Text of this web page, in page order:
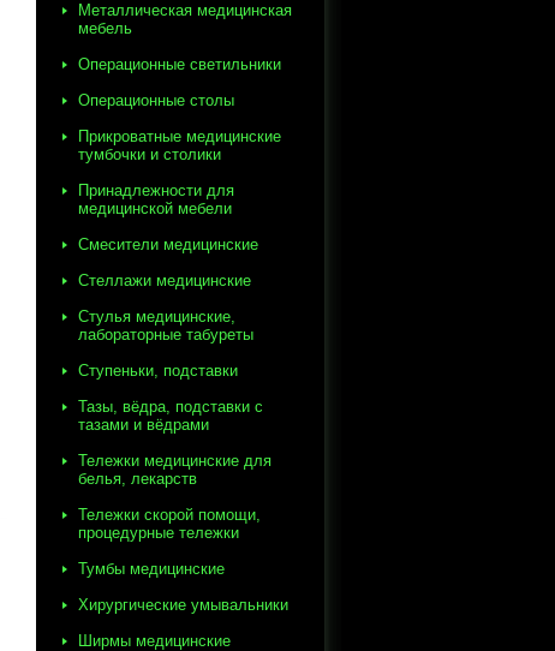
Металлическая медицинская
мебель
Операционные светильники
Операционные столы
Прикроватные медицинские
тумбочки и столики
Принадлежности для
медицинской мебели
Смесители медицинские
Стеллажи медицинские
Стулья медицинские,
лабораторные табуреты
Ступеньки, подставки
Тазы, вёдра, подставки с
тазами и вёдрами
Тележки медицинские для
белья, лекарств
Тележки скорой помощи,
процедурные тележки
Тумбы медицинские
Хирургические умывальники
Ширмы медицинские